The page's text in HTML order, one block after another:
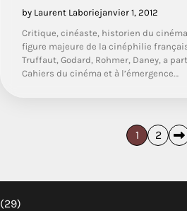
by Laurent Laboriejanvier 1, 2012
Critique, cinéaste, historien du
figure majeure de la cinéphilie
Truffaut, Godard, Rohmer, Daney, a
Cahiers du cinéma et à l’émergence…
publications
1 2
(29)